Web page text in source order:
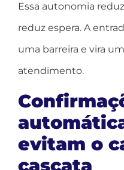
Essa autonomia
reduz espera. A
uma barreira e vira
atendimento.
evitam o
cascata